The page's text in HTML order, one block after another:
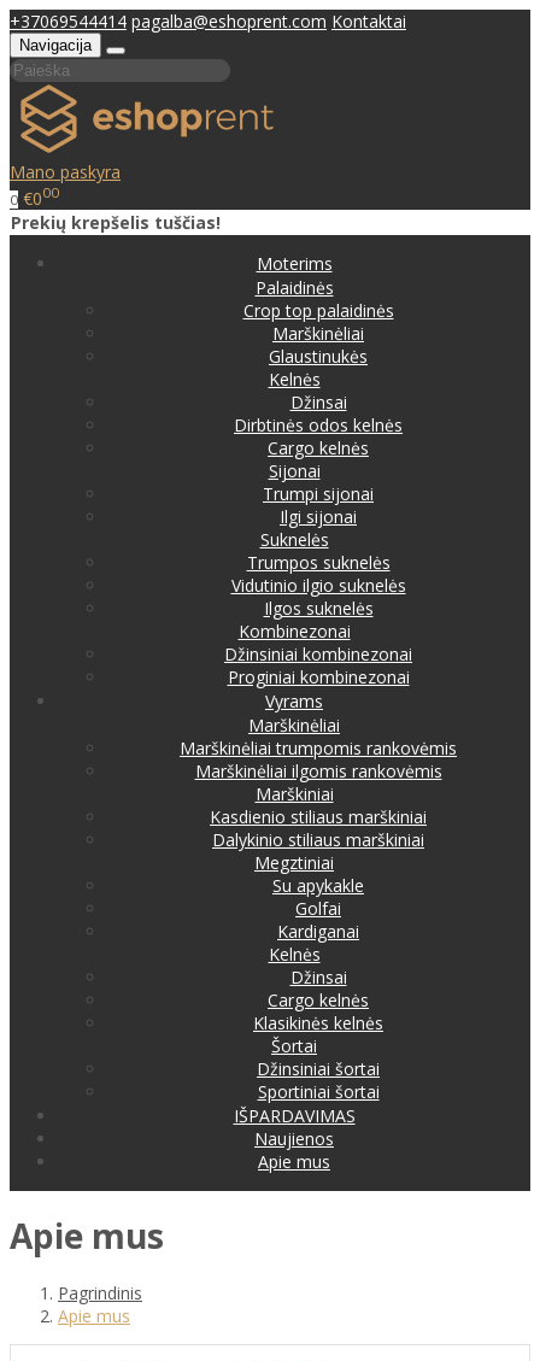
+37069544414 pagalba@eshoprent.com Kontaktai
Navigacija
Mano paskyra
0 €000
Prekių krepšelis tuščias!
Moterims
Palaidinės
Crop top palaidinės
Marškinėliai
Glaustinukės
Kelnės
Džinsai
Dirbtinės odos kelnės
Cargo kelnės
Sijonai
Trumpi sijonai
Ilgi sijonai
Suknelės
Trumpos suknelės
Vidutinio ilgio suknelės
Ilgos suknelės
Kombinezonai
Džinsiniai kombinezonai
Proginiai kombinezonai
Vyrams
Marškinėliai
Marškinėliai trumpomis rankovėmis
Marškinėliai ilgomis rankovėmis
Marškiniai
Kasdienio stiliaus marškiniai
Dalykinio stiliaus marškiniai
Megztiniai
Su apykakle
Golfai
Kardiganai
Kelnės
Džinsai
Cargo kelnės
Klasikinės kelnės
Šortai
Džinsiniai šortai
Sportiniai šortai
IŠPARDAVIMAS
Naujienos
Apie mus
Apie mus
Pagrindinis
Apie mus